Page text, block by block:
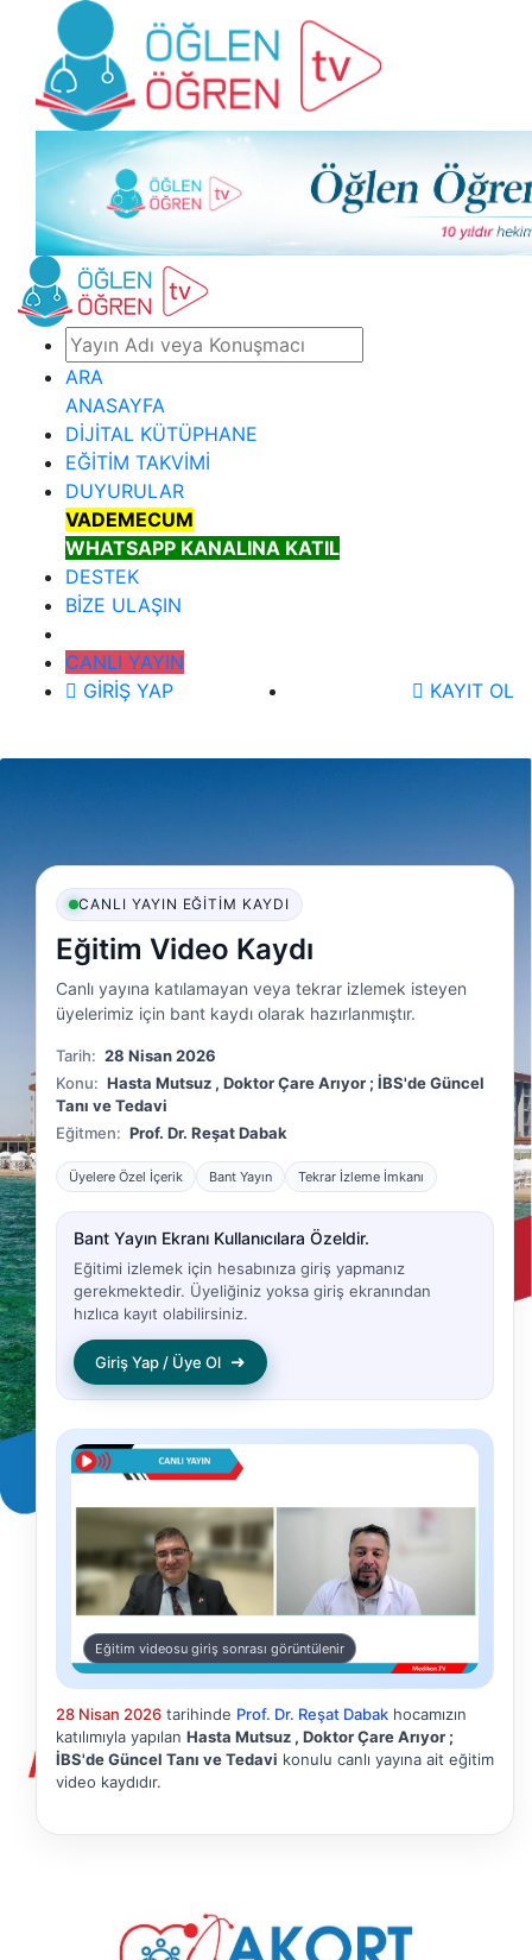
ARA
ANASAYFA
DİJİTAL KÜTÜPHANE
EĞİTİM TAKVİMİ
DUYURULAR
VADEMECUM
WHATSAPP KANALINA KATIL
DESTEK
BİZE ULAŞIN
CANLI YAYIN
GİRİŞ YAP
KAYIT OL
CANLI YAYIN EĞITIM KAYDI
Eğitim Video Kaydı
Canlı yayına katılamayan veya tekrar izlemek isteyen
üyelerimiz için bant kaydı olarak hazırlanmıştır.
Tarih: 28 Nisan 2026
Konu: Hasta Mutsuz , Doktor Çare Arıyor ; İBS'de Güncel
Tanı ve Tedavi
Eğitmen: Prof. Dr. Reşat Dabak
Üyelere Özel İçerik Bant Yayın Tekrar İzleme İmkanı
Bant Yayın Ekranı Kullanıcılara Özeldir.
Eğitimi izlemek için hesabınıza giriş yapmanız
gerekmektedir. Üyeliğiniz yoksa giriş ekranından
hızlıca kayıt olabilirsiniz.
Giriş Yap / Üye Ol ➜
Eğitim videosu giriş sonrası görüntülenir
28 Nisan 2026 tarihinde Prof. Dr. Reşat Dabak hocamızın
katılımıyla yapılan Hasta Mutsuz , Doktor Çare Arıyor ;
İBS'de Güncel Tanı ve Tedavi konulu canlı yayına ait eğitim
video kaydıdır.